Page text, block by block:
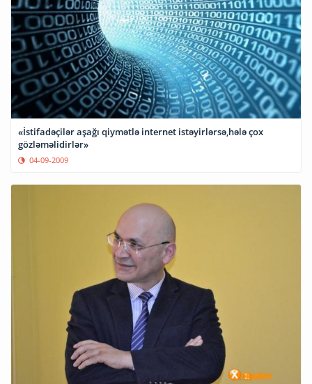
«İstifadəçilər aşağı qiymətlə internet istəyirlərsə,hələ çox
gözləməlidirlər»
04-09-2009